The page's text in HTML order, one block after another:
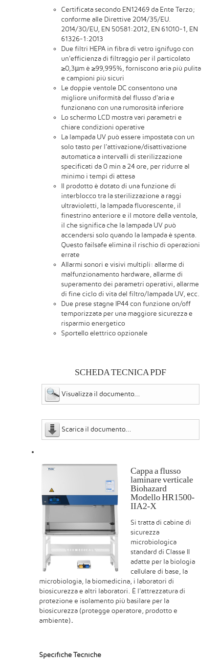
Certificata secondo EN12469 da Ente Terzo;
conforme alle Direttive 2014/35/EU.
2014/30/EU, EN 50581:2012, EN 61010-1, EN
61326-1:2013
Due filtri HEPA in fibra di vetro ignifugo con
un'efficienza di filtraggio per il particolato
≥0,3μm è ≥99,995%, forniscono aria più pulita
e campioni più sicuri
Le doppie ventole DC consentono una
migliore uniformità del flusso d'aria e
funzionano con una rumorosità inferiore
Lo schermo LCD mostra vari parametri e
chiare condizioni operative
La lampada UV può essere impostata con un
solo tasto per l'attivazione/disattivazione
automatica a intervalli di sterilizzazione
specificati da 0 min a 24 ore, per ridurre al
minimo i tempi di attesa
Il prodotto è dotato di una funzione di
interblocco tra la sterilizzazione a raggi
ultravioletti, la lampada fluorescente, il
finestrino anteriore e il motore della ventola,
il che significa che la lampada UV può
accendersi solo quando la lampada è spenta.
Questo failsafe elimina il rischio di operazioni
errate
Allarmi sonori e visivi multipli: allarme di
malfunzionamento hardware, allarme di
superamento dei parametri operativi, allarme
di fine ciclo di vita del filtro/lampada UV, ecc.
Due prese stagne IP44 con funzione on/off
temporizzata per una maggiore sicurezza e
risparmio energetico
Sportello elettrico opzionale
SCHEDA TECNICA PDF
Visualizza il documento...
Scarica il documento...
Cappa a flusso
laminare verticale
Biohazard
Modello HR1500-
IIA2-X
Si tratta di cabine di
sicurezza
microbiologica
standard di Classe II
adatte per la biologia
cellulare di base, la
microbiologia, la biomedicina, i laboratori di
biosicurezza e altri laboratori. È l'attrezzatura di
protezione e isolamento più basilare per la
biosicurezza (protegge operatore, prodotto e
ambiente).
Specifiche Tecniche